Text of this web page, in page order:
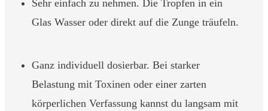
Sehr einfach zu nehmen. Die Tropfen in ein
Glas Wasser oder direkt auf die Zunge träufeln.
Ganz individuell dosierbar. Bei starker
Belastung mit Toxinen oder einer zarten
körperlichen Verfassung kannst du langsam mit